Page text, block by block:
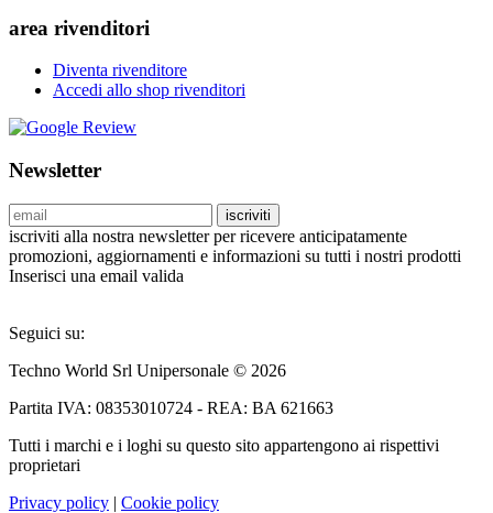
area rivenditori
Diventa rivenditore
Accedi allo shop rivenditori
Newsletter
iscriviti
iscriviti alla nostra newsletter per ricevere anticipatamente
promozioni, aggiornamenti e informazioni su tutti i nostri prodotti
Inserisci una email valida
Seguici su:
Techno World Srl Unipersonale © 2026
Partita IVA: 08353010724 - REA: BA 621663
Tutti i marchi e i loghi su questo sito appartengono ai rispettivi
proprietari
Privacy policy | Cookie policy